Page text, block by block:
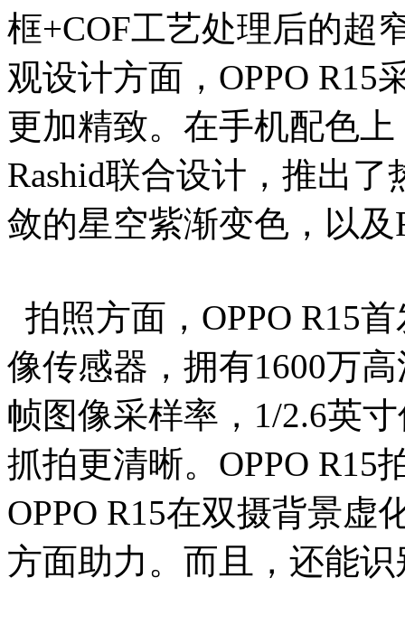
框+COF工艺处理后的超
观设计方面，OPPO R15
更加精致。在手机配色
Rashid联合设计，推出
敛的星空紫渐变色，以
拍照方面，OPPO R15
像传感器，拥有1600万
帧图像采样率，1/2.6英
抓拍更清晰。OPPO
OPPO R15在双摄背景虚
方面助力。而且，还能